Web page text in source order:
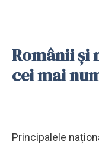
Românii
cei mai
Principalele